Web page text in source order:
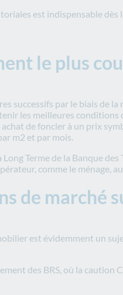
est indispensable
le plus
successifs par le biais de
les meilleures
de foncier à un prix
m2 et par mois.
Terme de la Banque
comme le ménage,
de marché
est évidemment un
des BRS, où la